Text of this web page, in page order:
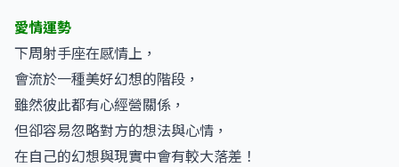
愛情運勢
下周射手座在感情上，
會流於一種美好幻想的階段，
雖然彼此都有心經營關係，
但卻容易忽略對方的想法與心情，
在自己的幻想與現實中會有較大落差！